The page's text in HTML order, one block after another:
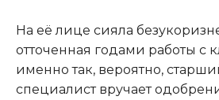
На её лице сияла
отточенная годами работы с
именно так, вероятно,
специалист вручает